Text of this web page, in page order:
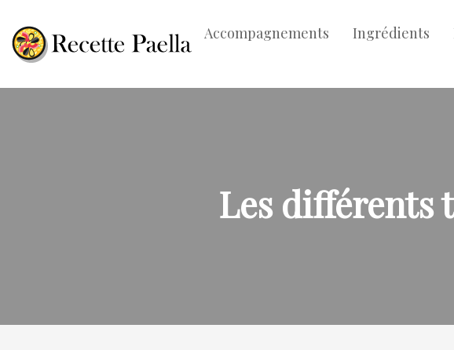
Accompagnements Ingrédients
Les différents